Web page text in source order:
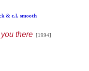
& c.l. smooth
there[1994]